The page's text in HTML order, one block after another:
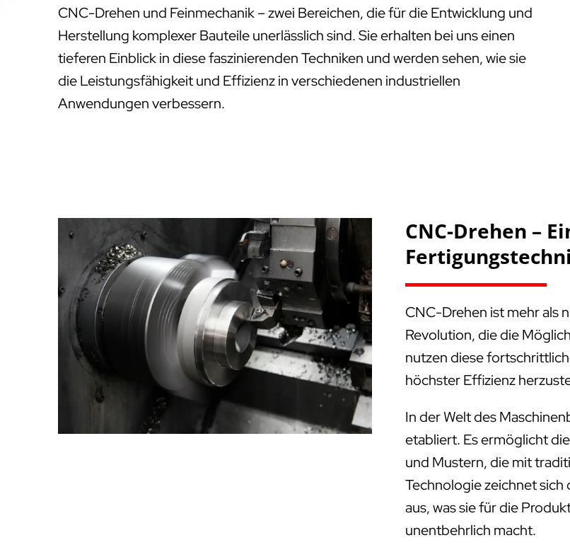
CNC-Drehen und Feinmechanik – zwei Bereichen, die für die Entwicklung und
Herstellung komplexer Bauteile unerlässlich sind. Sie erhalten bei uns einen
tieferen Einblick in diese faszinierenden Techniken und werden sehen, wie sie
die Leistungsfähigkeit und Effizienz in verschiedenen industriellen
Anwendungen verbessern.
CNC-Drehen –
CNC-Drehen ist mehr als
Revolution, die die
nutzen diese
höchster Effizienz
In der Welt des
etabliert. Es ermöglicht
und Mustern, die mit
Technologie zeichnet
aus, was sie für die
unentbehrlich macht.